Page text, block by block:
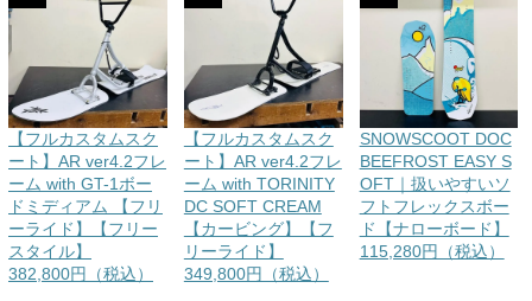
【フルカスタムスク
ート】AR ver4.2フレ
ーム with GT-1ボー
ドミディアム 【フリ
ーライド】【フリー
スタイル】
382,800円（税込）
【フルカスタムスク
ート】AR ver4.2フレ
ーム with TORINITY
DC SOFT CREAM
【カービング】【フ
リーライド】
349,800円（税込）
SNOWSCOOT DOC
BEEFROST EASY S
OFT｜扱いやすいソ
フトフレックスボー
ド【ナローボード】
115,280円（税込）